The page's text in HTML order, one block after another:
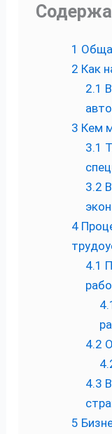
1
2 Как
2.1
3 Кем
3.1
3.2
4
4.1
4.2
4.3
5